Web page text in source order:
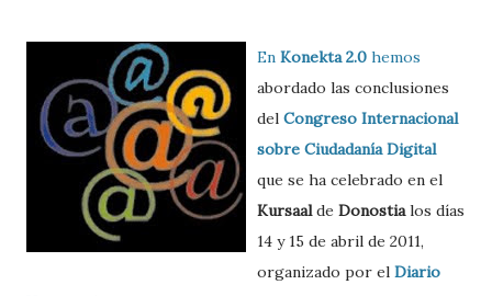
En Konekta 2.0 hemos
abordado las conclusiones
del Congreso Internacional
sobre Ciudadanía Digital
que se ha celebrado en el
Kursaalde Donostialos días
14 y 15 de abril de 2011,
organizado por el Diario